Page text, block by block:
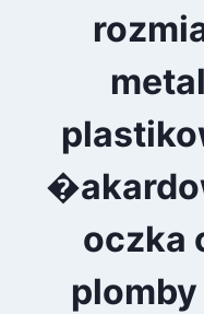
oczka